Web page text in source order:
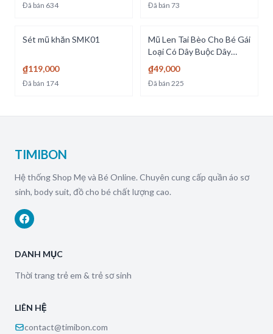
Đã bán 634 Đã bán 73
Sét mũ khăn SMK01
₫119,000
Đã bán 174
Mũ Len Tai Bèo Cho Bé Gái
Loại Có Dây Buộc Dây
[MU-TB]
₫49,000
Đã bán 225
TIMIBON
Hệ thống Shop Mẹ và Bé Online. Chuyên cung cấp quần áo sơ
sinh, body suit, đồ cho bé chất lượng cao.
DANH MỤC
Thời trang trẻ em & trẻ sơ sinh
LIÊN HỆ
contact@timibon.com